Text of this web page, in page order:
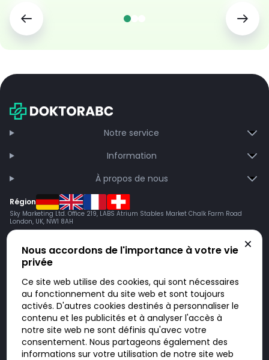
Notre service
Information
À propos de nous
Région
Sky Marketing Ltd. Office 219, LABS Atrium Stables Market Chalk Farm Road
London, UK, NW1 8AH
Doktorabc.com est une plateforme de mise en relation et n’est pas une
pharmacie en ligne. Nous ne vendons ni ne livrons de médicaments ou
autres produits. Les informations sur les produits, médicaments et prix
n’ont pas valeur d’offre. Vous êtes responsable du respect des lois en
vigueur dans votre pays. L’utilisation du site se fait à vos risques et sous
Nous accordons de l'importance à votre vie
privée
Ce site web utilise des cookies, qui sont nécessaires
au fonctionnement du site web et sont toujours
activés. D'autres cookies destinés à personnaliser le
contenu et les publicités et à analyser l'accès à
notre site web ne sont définis qu'avec votre
consentement. Nous partageons également des
informations sur votre utilisation de notre site web